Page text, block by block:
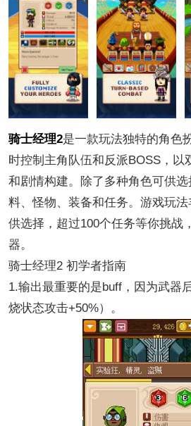
骑士经理2是一款玩法独特的角色
时控制主角队伍和反派BOSS，以
和剧情构建。除了多种角色可供
料、怪物、装备和任务。游戏玩
供选择，超过100个任务等你挑战
器。
骑士经理2 初学者指南
1.输出最重要的是buff，因为武器
烧状态攻击+50%）。